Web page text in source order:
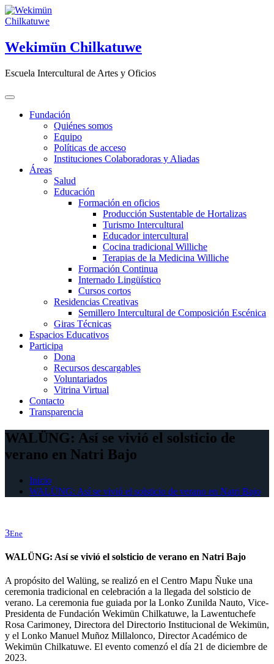
Saltar
al
Wekimün Chilkatuwe
Escuela Intercultural de Artes y Oficios
Fundación
Quiénes somos
Equipo
Políticas de acceso
Instituciones Colaboradoras y Aliadas
Áreas
Salud
Educación
Formación en oficios
Producción Sustentable de Hortalizas
Turismo Intercultural
Educador intercultural
Cocina tradicional Williche
Terapias de la Medicina Williche
Formación Continua
Internado Lingüístico
Cursos cortos
Residencias Creativas
Semillero Intercultural de Composición Escénica
Giras Técnicas
Espacios Educativos
Participa
Dona
Recursos descargables
Voluntariados
Vitrina Virtual
Contacto
Transparencia
WALÜNG: Así se vivió el solsticio de
verano en Natri Bajo
Inicio
WALÜNG: Así se vivió el solsticio de verano en Natri Bajo
3Ene
WALÜNG: Así se vivió el solsticio de verano en Natri Bajo
A propósito del Walüng, se realizó en el Centro Mapu Ñuke una
ceremonia tradicional en celebración a la llegada del solsticio de
verano. La ceremonia fue guiada por la Lonko Zunilda Nauto, Vice-
Presidenta de Fundación Wekimün Chilkatuwe, la Lawentuchefe
Rosa Carimoney, Directora del Directorio Institucional de Wekimün,
y el Lonko Manuel Muñoz Millalonco, Director Académico de
Wekimün Chilkatuwe. El evento comenzó el día 21 de diciembre de
2023.